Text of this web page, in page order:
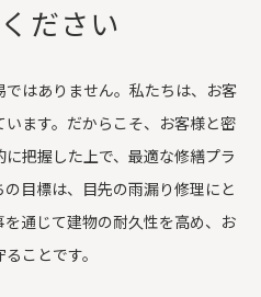
ださい
はありません。私たちは、お客
ます。だからこそ、お客様と密
把握した上で、最適な修繕プラ
目標は、目先の雨漏り修理にと
通じて建物の耐久性を高め、お
ことです。